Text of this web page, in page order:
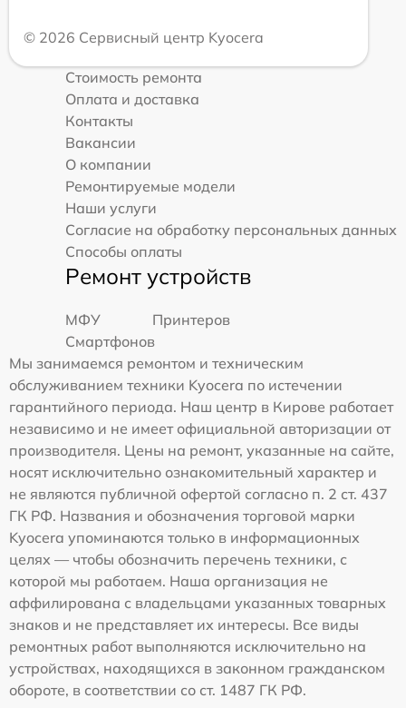
© 2026 Сервисный центр Kyocera
Стоимость ремонта
Оплата и доставка
Контакты
Вакансии
О компании
Ремонтируемые модели
Наши услуги
Согласие на обработку персональных данных
Способы оплаты
Ремонт устройств
МФУ
Принтеров
Смартфонов
Мы занимаемся ремонтом и техническим
обслуживанием техники Kyocera по истечении
гарантийного периода. Наш центр в Кирове работает
независимо и не имеет официальной авторизации от
производителя. Цены на ремонт, указанные на сайте,
носят исключительно ознакомительный характер и
не являются публичной офертой согласно п. 2 ст. 437
ГК РФ. Названия и обозначения торговой марки
Kyocera упоминаются только в информационных
целях — чтобы обозначить перечень техники, с
которой мы работаем. Наша организация не
аффилирована с владельцами указанных товарных
знаков и не представляет их интересы. Все виды
ремонтных работ выполняются исключительно на
устройствах, находящихся в законном гражданском
обороте, в соответствии со ст. 1487 ГК РФ.